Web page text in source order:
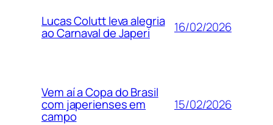
Lucas Colutt leva alegria
ao Carnaval de Japeri 16/02/2026
Vem aí a Copa do Brasil
com japerienses em
campo
15/02/2026